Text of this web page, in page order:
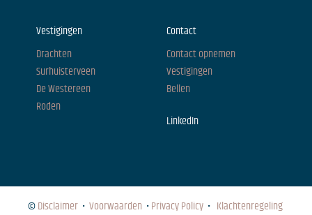
Vestigingen
Drachten
Surhuisterveen
De Westereen
Roden
Contact
Contact opnemen
Vestigingen
Bellen
LinkedIn
©Disclaimer• Voorwaarden •Privacy Policy• Klachtenregeling